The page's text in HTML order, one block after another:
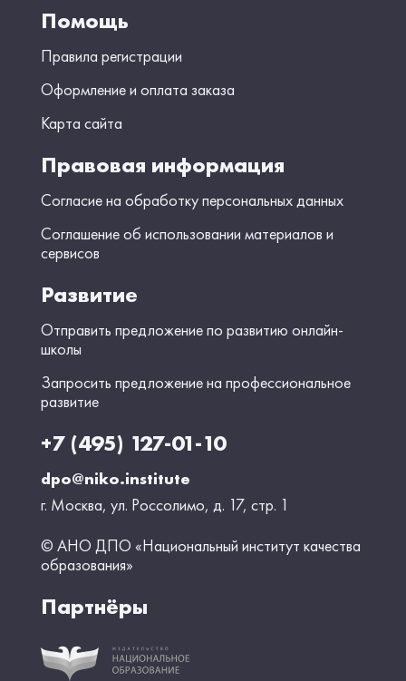
Помощь
Правила регистрации
Оформление и оплата заказа
Карта сайта
Правовая информация
Согласие на обработку персональных данных
Соглашение об использовании материалов и
сервисов
Развитие
Отправить предложение по развитию онлайн-
школы
Запросить предложение на профессиональное
развитие
+7 (495) 127-01-10
dpo@niko.institute
г. Москва, ул. Россолимо, д. 17, стр. 1
© АНО ДПО «Национальный институт качества
образования»
Партнёры